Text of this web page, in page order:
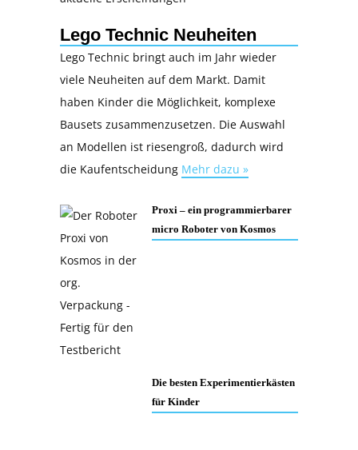
Lego Technic Neuheiten
Lego Technic bringt auch im Jahr wieder
viele Neuheiten auf dem Markt. Damit
haben Kinder die Möglichkeit, komplexe
Bausets zusammenzusetzen. Die Auswahl
an Modellen ist riesengroß, dadurch wird
die Kaufentscheidung Mehr dazu »
Proxi – ein programmierbarer
micro Roboter von Kosmos
Die besten Experimentierkästen
für Kinder